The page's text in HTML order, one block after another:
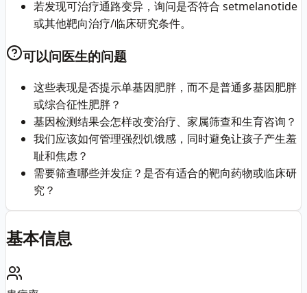
若发现可治疗通路变异，询问是否符合 setmelanotide
或其他靶向治疗/临床研究条件。
可以问医生的问题
这些表现是否提示单基因肥胖，而不是普通多基因肥胖
或综合征性肥胖？
基因检测结果会怎样改变治疗、家属筛查和生育咨询？
我们应该如何管理强烈饥饿感，同时避免让孩子产生羞
耻和焦虑？
需要筛查哪些并发症？是否有适合的靶向药物或临床研
究？
基本信息